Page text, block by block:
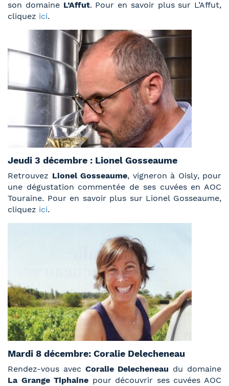
son domaine L’Affut. Pour en savoir plus sur L’Affut,
cliquez ici.
Jeudi 3 décembre : Lionel Gosseaume
Retrouvez Lionel Gosseaume, vigneron à Oisly, pour
une dégustation commentée de ses cuvées en AOC
Touraine. Pour en savoir plus sur Lionel Gosseaume,
cliquez ici.
Mardi 8 décembre: Coralie Delecheneau
Rendez-vous avec Coralie Delecheneau du domaine
La Grange Tiphaine pour découvrir ses cuvées AOC